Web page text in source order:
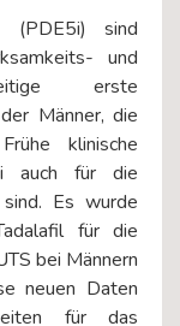
(PDE5i) sind
und
erste
Männer, die
klinische
auch für die
Es wurde
für die
bei Männern
neuen Daten
für das